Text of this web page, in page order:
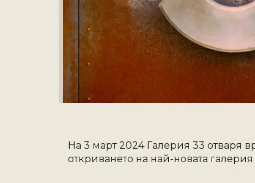
На 3 март 2024 Галерия 33 отваря
откриването на най-новата